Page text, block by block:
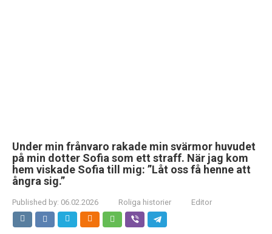
Under min frånvaro rakade min svärmor huvudet
på min dotter Sofia som ett straff. När jag kom
hem viskade Sofia till mig: ”Låt oss få henne att
ångra sig.”
Published by: 06.02.2026 Roliga historier Editor